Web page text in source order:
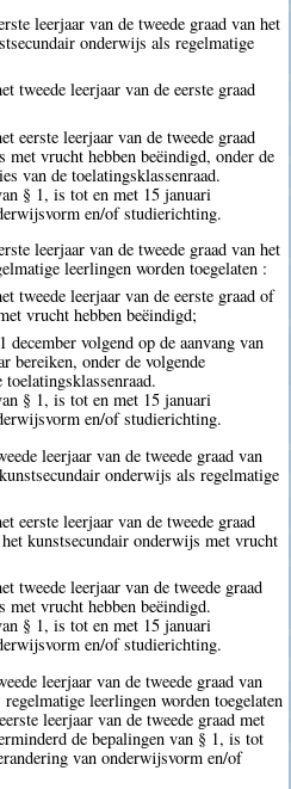
leerjaar van de tweede graad van het
onderwijs als regelmatige
tweede leerjaar van de eerste graad
eerste leerjaar van de tweede graad
met vrucht hebben beëindigd, onder de
van de toelatingsklassenraad.
§ 1, is tot en met 15 januari
en/of studierichting.
leerjaar van de tweede graad van het
leerlingen worden toegelaten :
tweede leerjaar van de eerste graad of
vrucht hebben beëindigd;
volgend op de aanvang van
bereiken, onder de volgende
§ 1, is tot en met 15 januari
en/of studierichting.
leerjaar van de tweede graad van
onderwijs als regelmatige
eerste leerjaar van de tweede graad
kunstsecundair onderwijs met vrucht
tweede leerjaar van de tweede graad
met vrucht hebben beëindigd.
§ 1, is tot en met 15 januari
en/of studierichting.
leerjaar van de tweede graad van
leerlingen worden toegelaten
leerjaar van de tweede graad met
de bepalingen van § 1, is tot
van onderwijsvorm en/of